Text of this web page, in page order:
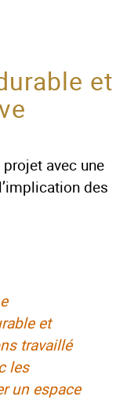
et
projet avec une
des
et
travaillé
les
un espace